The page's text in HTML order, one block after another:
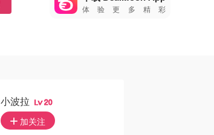
🇨🇳 中国
体验更多精彩
小波拉 20
加关注